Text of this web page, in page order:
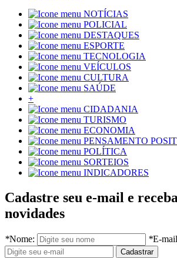
NOTÍCIAS
POLICIAL
DESTAQUES
ESPORTE
TECNOLOGIA
VEÍCULOS
CULTURA
SAÚDE
+
CIDADANIA
TURISMO
ECONOMIA
PENSAMENTO
POLÍTICA
SORTEIOS
INDICADORES
Cadastre seu e-mail e
novidades
*Nome: *E-